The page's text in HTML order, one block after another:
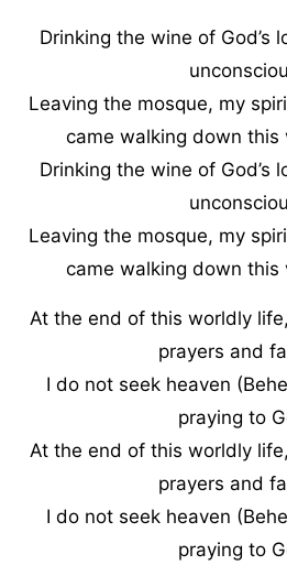
Drinking the wine of God’s
Leaving the mosque, my
came walking down this
Drinking the wine of God’s
Leaving the mosque, my
came walking down this
At the end of this worldly
prayers and
I do not seek heaven
praying to
At the end of this worldly
prayers and
I do not seek heaven
praying to